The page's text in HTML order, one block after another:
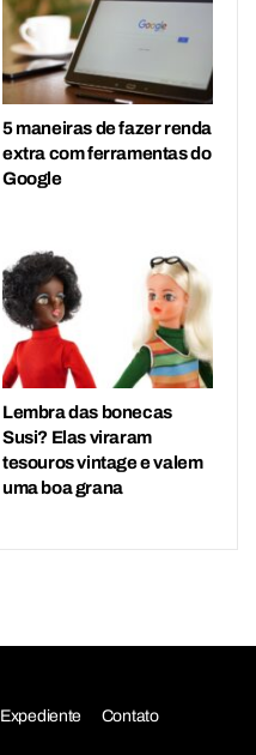
5 maneiras de fazer renda
extra com ferramentas do
Google
Lembra das bonecas
Susi? Elas viraram
tesouros vintage e valem
uma boa grana
Expediente Contato